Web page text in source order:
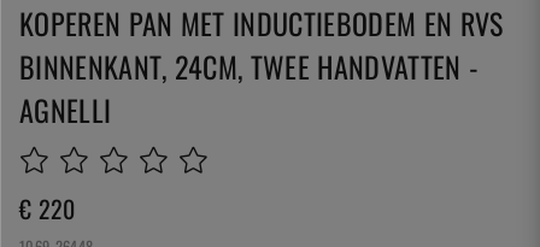
KOPEREN PAN MET INDUCTIEBODEM EN RVS
BINNENKANT, 24CM, TWEE HANDVATTEN -
AGNELLI
€ 220